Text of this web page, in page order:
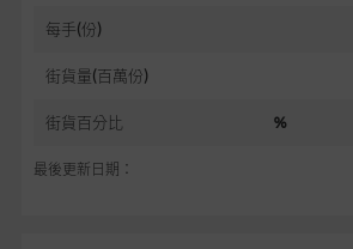
每手(份)
街貨量(百萬份)
街貨百分比 %
最後更新日期：